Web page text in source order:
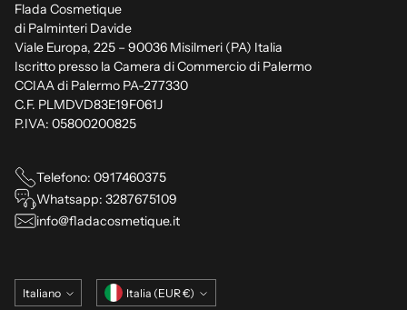
Flada Cosmetique
di Palminteri Davide
Viale Europa, 225 – 90036 Misilmeri (PA) Italia
Iscritto presso la Camera di Commercio di Palermo
CCIAA di Palermo PA-277330
C.F. PLMDVD83E19F061J
P.IVA: 05800200825
Telefono: 0917460375
Whatsapp: 3287675109
info@fladacosmetique.it
Lingua
Italiano Valuta Italia (EUR €)